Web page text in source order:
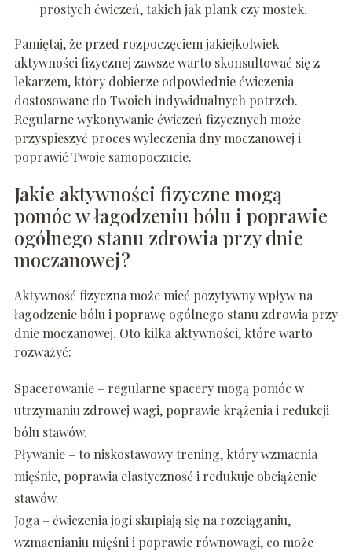
prostych ćwiczeń, takich jak plank czy mostek.
Pamiętaj, że przed rozpoczęciem jakiejkolwiek
aktywności fizycznej zawsze warto skonsultować się z
lekarzem, który dobierze odpowiednie ćwiczenia
dostosowane do Twoich indywidualnych potrzeb.
Regularne wykonywanie ćwiczeń fizycznych może
przyspieszyć proces wyleczenia dny moczanowej i
poprawić Twoje samopoczucie.
Jakie aktywności fizyczne mogą
pomóc w łagodzeniu bólu i poprawie
ogólnego stanu zdrowia przy dnie
moczanowej?
Aktywność fizyczna może mieć pozytywny wpływ na
łagodzenie bólu i poprawę ogólnego stanu zdrowia przy
dnie moczanowej. Oto kilka aktywności, które warto
rozważyć:
Spacerowanie – regularne spacery mogą pomóc w
utrzymaniu zdrowej wagi, poprawie krążenia i redukcji
bólu stawów.
Pływanie – to niskostawowy trening, który wzmacnia
mięśnie, poprawia elastyczność i redukuje obciążenie
stawów.
Joga – ćwiczenia jogi skupiają się na rozciąganiu,
wzmacnianiu mięśni i poprawie równowagi, co może